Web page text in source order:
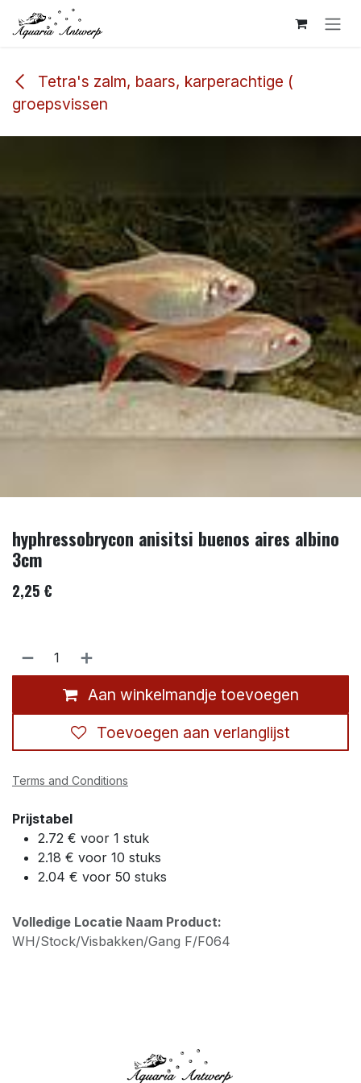
Overslaan naar inhoud
Tetra's zalm, baars, karperachtige (
groepsvissen
hyphressobrycon anisitsi buenos aires albino
3cm
2,25 €
Aan winkelmandje toevoegen
Toevoegen aan verlanglijst
Terms and Conditions
Prijstabel
2.72 € voor 1 stuk
2.18 € voor 10 stuks
2.04 € voor 50 stuks
Volledige Locatie Naam Product:
WH/Stock/Visbakken/Gang F/F064